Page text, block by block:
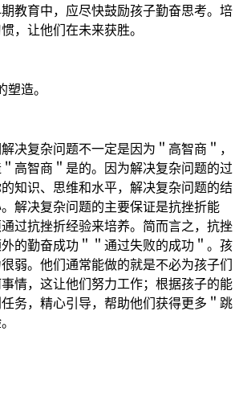
教育中，应尽快鼓励孩子勤奋思考。培
，让他们在未来获胜。
塑造。
决复杂问题不一定是因为＂高智商＂，
高智商＂是的。因为解决复杂问题的过
知识、思维和水平，解决复杂问题的结
解决复杂问题的主要保证是抗挫折能
过抗挫折经验来培养。简而言之，抗挫
的勤奋成功＂＂通过失败的成功＂。孩
弱。他们通常能做的就是不必为孩子们
情，这让他们努力工作；根据孩子的能
务，精心引导，帮助他们获得更多＂跳